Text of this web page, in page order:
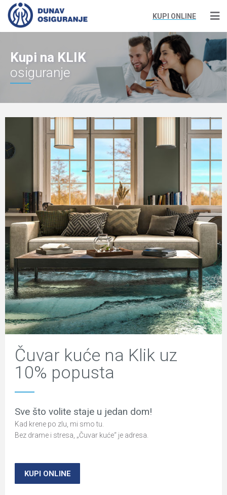
KUPI ONLINE
Kupi na KLIK
osiguranje
Čuvar kuće na Klik uz
10% popusta
Sve što volite staje u jedan dom!
Kad krene po zlu, mi smo tu.
Bez drame i stresa, „Čuvar kuće“ je adresa.
KUPI ONLINE